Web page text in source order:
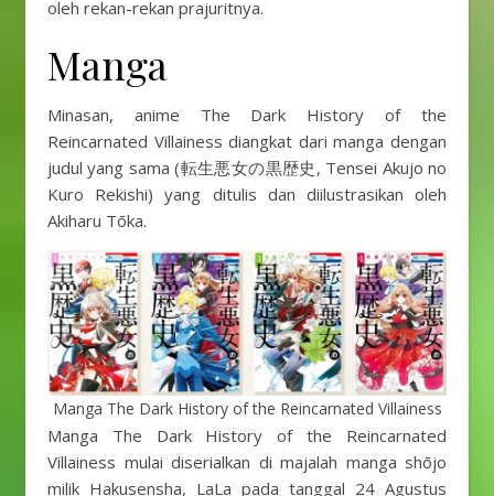
oleh rekan-rekan prajuritnya.
Manga
Minasan, anime The Dark History of the
Reincarnated Villainess diangkat dari manga dengan
judul yang sama (転生悪女の黒歴史, Tensei Akujo no
Kuro Rekishi) yang ditulis dan diilustrasikan oleh
Akiharu Tōka.
Manga The Dark History of the Reincarnated Villainess
Manga The Dark History of the Reincarnated
Villainess mulai diserialkan di majalah manga shōjo
milik Hakusensha, LaLa pada tanggal 24 Agustus